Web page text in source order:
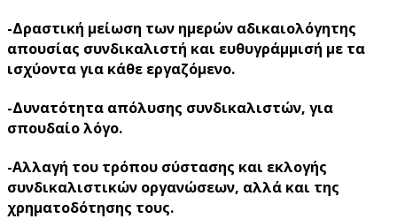
-Δραστική μείωση των ημερών αδικαιολόγητης
απουσίας συνδικαλιστή και ευθυγράμμισή με τα
ισχύοντα για κάθε εργαζόμενο.
-Δυνατότητα απόλυσης συνδικαλιστών, για
σπουδαίο λόγο.
-Αλλαγή του τρόπου σύστασης και εκλογής
συνδικαλιστικών οργανώσεων, αλλά και της
χρηματοδότησης τους.